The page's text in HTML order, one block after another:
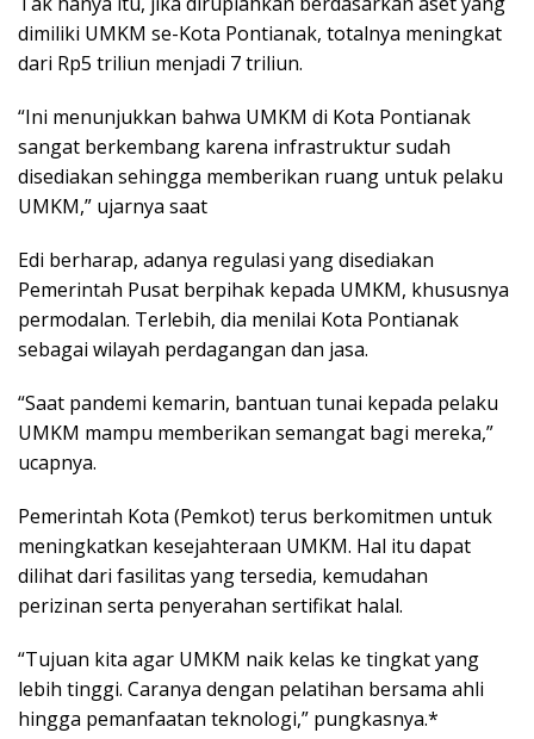
dimiliki UMKM se-Kota Pontianak, totalnya meningkat
dari Rp5 triliun menjadi 7 triliun.
“Ini menunjukkan bahwa UMKM di Kota Pontianak
sangat berkembang karena infrastruktur sudah
disediakan sehingga memberikan ruang untuk pelaku
UMKM,” ujarnya saat
Edi berharap, adanya regulasi yang disediakan
Pemerintah Pusat berpihak kepada UMKM, khususnya
permodalan. Terlebih, dia menilai Kota Pontianak
sebagai wilayah perdagangan dan jasa.
“Saat pandemi kemarin, bantuan tunai kepada pelaku
UMKM mampu memberikan semangat bagi mereka,”
ucapnya.
Pemerintah Kota (Pemkot) terus berkomitmen untuk
meningkatkan kesejahteraan UMKM. Hal itu dapat
dilihat dari fasilitas yang tersedia, kemudahan
perizinan serta penyerahan sertifikat halal.
“Tujuan kita agar UMKM naik kelas ke tingkat yang
lebih tinggi. Caranya dengan pelatihan bersama ahli
hingga pemanfaatan teknologi,” pungkasnya.*